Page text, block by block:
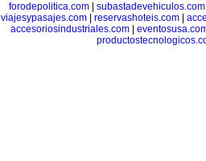
forodepolitica.com| subastadevehiculos.com
viajesypasajes.com
reservashoteis.com
accesoriosindustriales.com